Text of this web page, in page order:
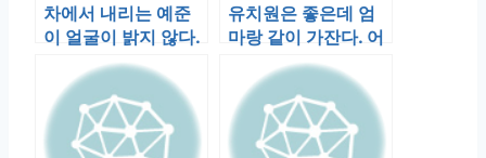
차에서 내리는 예준
이 얼굴이 밝지 않다.
손잡고 아파트에 들
어서는데 “…
유치원은 좋은데 엄
마랑 같이 가잔다. 어
제부터 얘길하더니
차를 타고서도 …